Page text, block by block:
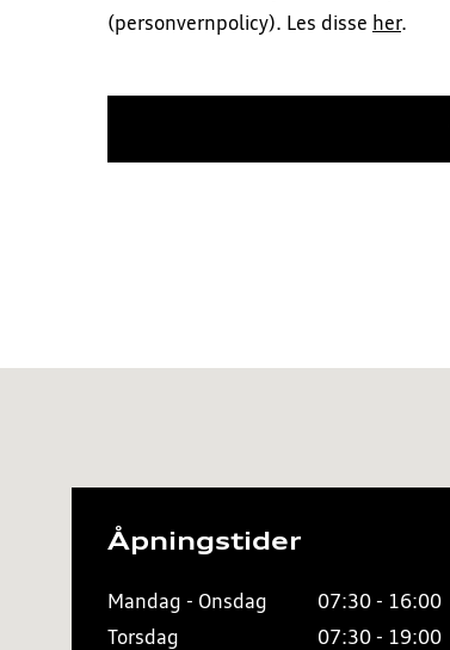
(personvernpolicy). Les disse her.
Åpningstider
Mandag - Onsdag
07:30 - 16:00
Torsdag
07:30 - 19:00